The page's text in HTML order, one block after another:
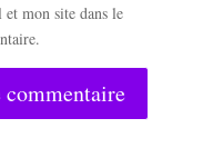
mon site dans le